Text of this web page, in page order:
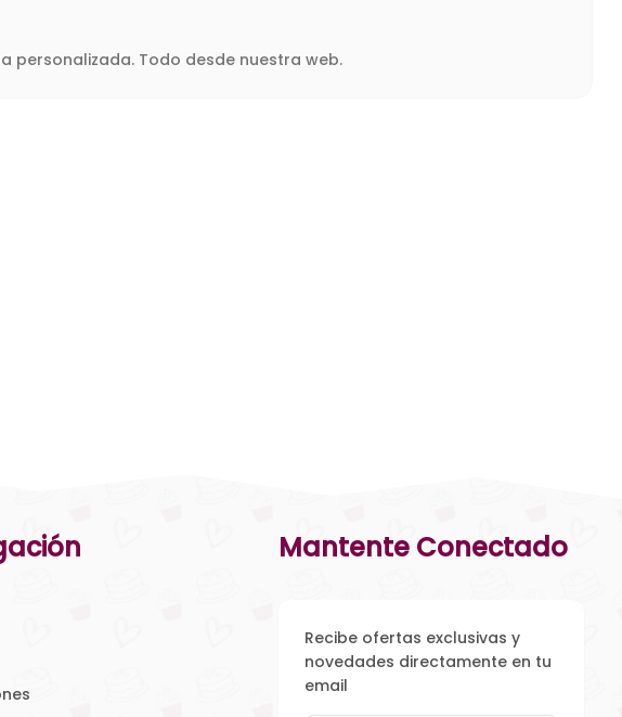
personalizada. Todo desde nuestra web.
Mantente Conectado
Recibe ofertas exclusivas y
novedades directamente en tu
email